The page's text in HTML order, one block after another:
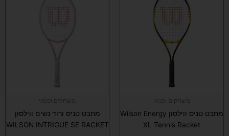
מחבט טניס ווילסון Wilson Energy
XL Tennis Racket
מחבט טניס ורוד נשים ווילסון
WILSON INTRIGUE SE RACKET